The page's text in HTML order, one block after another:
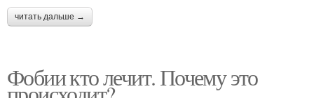
читать дальше →
Фобии кто лечит. Почему это